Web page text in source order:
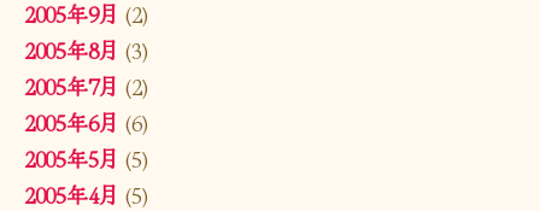
2005年9月 (2)
2005年8月 (3)
2005年7月 (2)
2005年6月 (6)
2005年5月 (5)
2005年4月 (5)